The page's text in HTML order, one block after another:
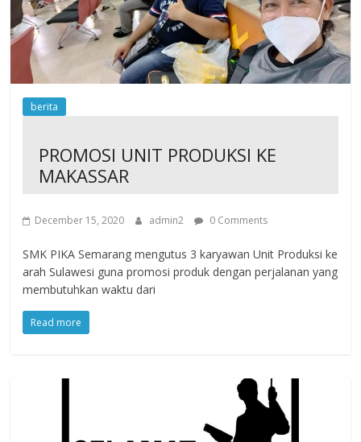
berita
PROMOSI UNIT PRODUKSI KE
MAKASSAR
December 15, 2020 admin2 0 Comments
SMK PIKA Semarang mengutus 3 karyawan Unit Produksi ke
arah Sulawesi guna promosi produk dengan perjalanan yang
membutuhkan waktu dari
Read more